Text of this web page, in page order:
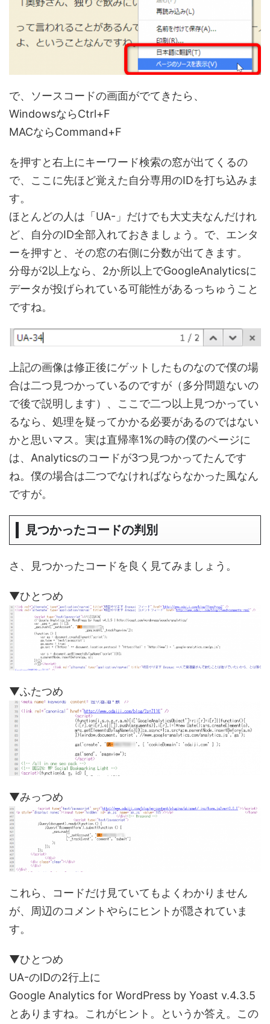
で、ソースコードの画面がでてきたら、
WindowsならCtrl+F
MACならCommand+F
を押すと右上にキーワード検索の窓が出てくるの
で、ここに先ほど覚えた自分専用のIDを打ち込みま
す。
ほとんどの人は「UA-」だけでも大丈夫なんだけれ
ど、自分のID全部入れておきましょう。で、エンタ
ーを押すと、その窓の右側に分数が出てきます。
分母が2以上なら、2か所以上でGoogleAnalyticsに
データが投げられている可能性があるっちゅうこと
ですね。
上記の画像は修正後にゲットしたものなので僕の場
合は二つ見つかっているのですが（多分問題ないの
で後で説明します）、ここで二つ以上見つかってい
るなら、処理を疑ってかかる必要があるのではない
かと思いマス。実は直帰率1%の時の僕のページに
は、Analyticsのコードが3つ見つかってたんです
ね。僕の場合は二つでなければならなかった風なん
ですが。
見つかったコードの判別
さ、見つかったコードを良く見てみましょう。
▼ひとつめ
▼ふたつめ
▼みっつめ
これら、コードだけ見ていてもよくわかりません
が、周辺のコメントやらにヒントが隠されていま
す。
▼ひとつめ
UA-のIDの2行上に
Google Analytics for WordPress by Yoast v.4.3.5
とありますね。これがヒント。というか答え。この